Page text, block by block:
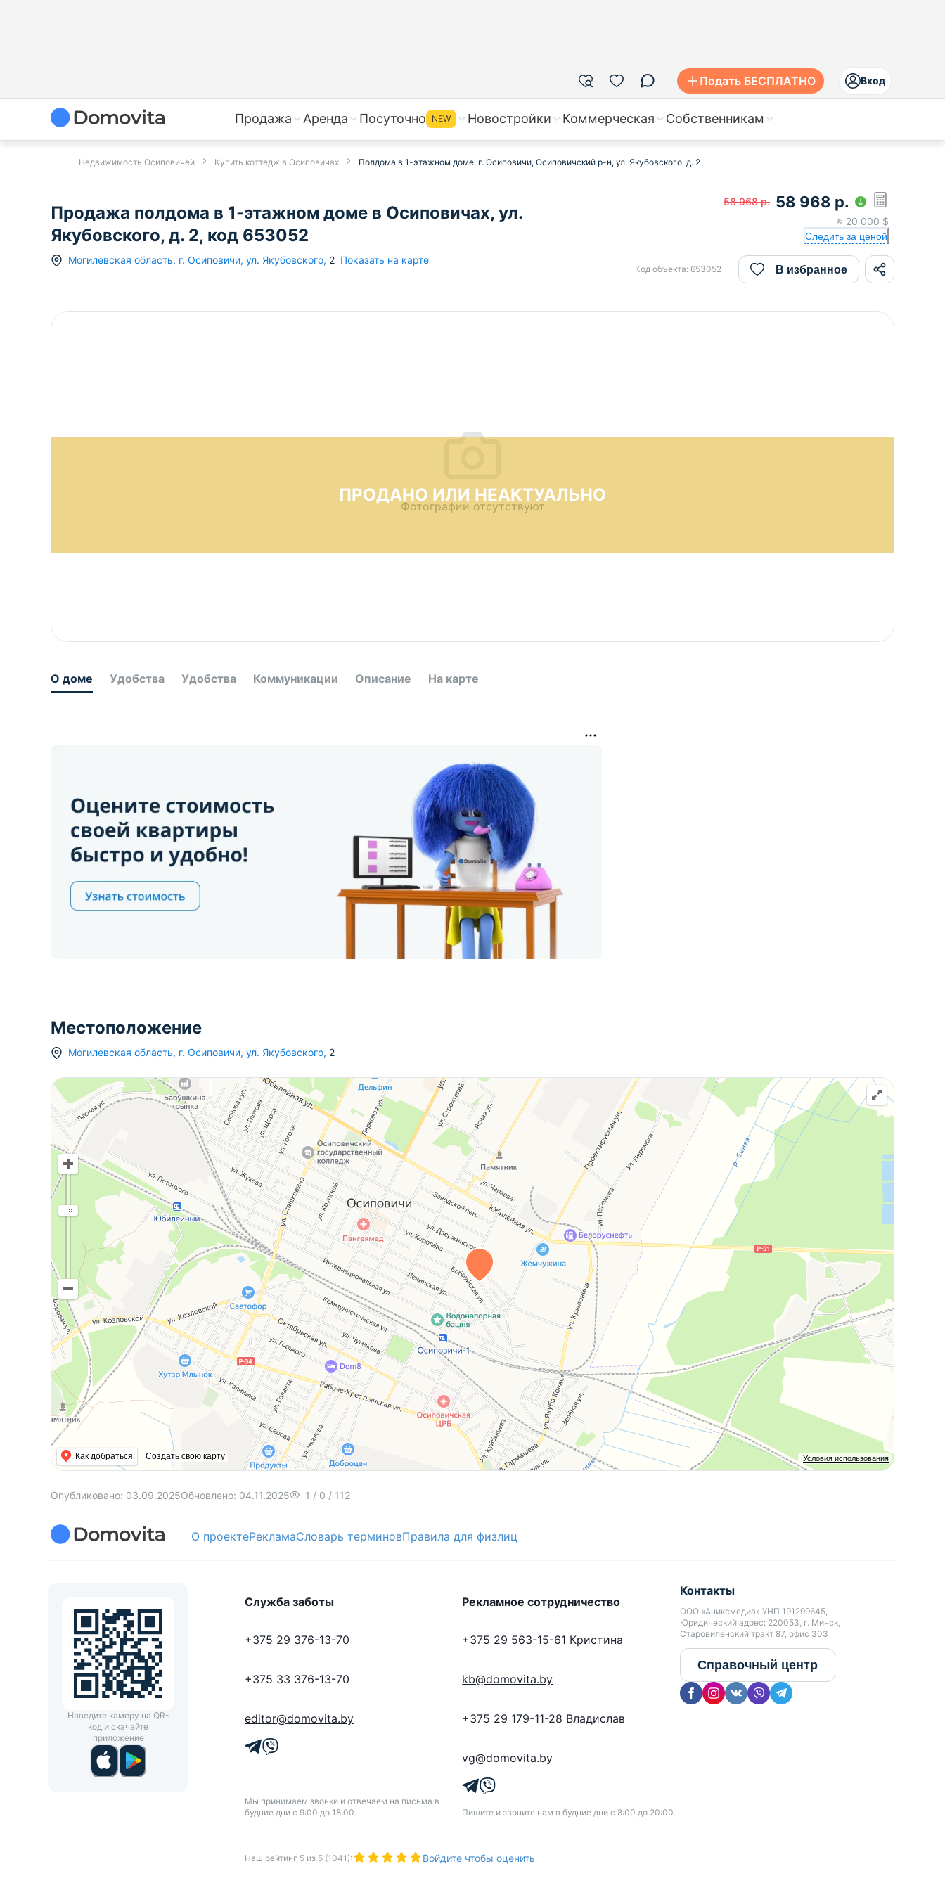
Подать БЕСПЛАТНО Вход
Продажа Аренда Посуточно NEW Новостройки Коммерческая Собственникам
Недвижимость Осиповичей Купить коттедж в Осиповичах Полдома в 1-этажном доме, г. Осиповичи, Осиповичский р-н, ул. Якубовского, д. 2
Продажа полдома в 1-этажном доме в Осиповичах, ул.
Якубовского, д. 2, код 653052
Могилевская область, г. Осиповичи, ул. Якубовского, 2 Показать на карте
58 968 р. 58 968 р.
≈ 20 000 $
Следить за ценой
Код объекта: 653052 В избранное
ПРОДАНО ИЛИ НЕАКТУАЛЬНО
Фотографии отсутствуют
О доме Удобства Удобства Коммуникации Описание На карте
Местоположение
Могилевская область, г. Осиповичи, ул. Якубовского, 2
Условия использования
Как добраться Создать свою карту
Опубликовано: 03.09.2025Обновлено: 04.11.2025 1 / 0 / 112
О проектеРекламаСловарь терминовПравила для физлиц
Наведите камеру на QR-
код и скачайте
приложение
Служба заботы
+375 29 376-13-70
+375 33 376-13-70
editor@domovita.by
Мы принимаем звонки и отвечаем на письма в
будние дни с 9:00 до 18:00.
Рекламное сотрудничество
+375 29 563-15-61 Кристина
kb@domovita.by
+375 29 179-11-28 Владислав
vg@domovita.by
Пишите и звоните нам в будние дни с 8:00 до 20:00.
Контакты
ООО «Аниксмедиа» УНП 191299645,
Юридический адрес: 220053, г. Минск,
Старовиленский тракт 87, офис 303
Справочный центр
Наш рейтинг 5 из 5 (1041 ): Войдите чтобы оценить